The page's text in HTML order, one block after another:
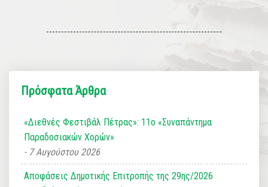
Πρόσφατα Άρθρα
«Διεθνές Φεστιβάλ Πέτρας»: 11ο «Συναπάντημα
Παραδοσιακών Χορών»
7 Αυγούστου 2026
Αποφάσεις Δημοτικής Επιτροπής της 29ης/2026